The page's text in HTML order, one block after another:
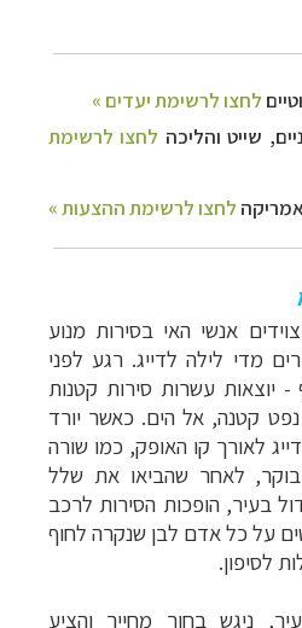
אנשי האי בסירות מנוע
מדי לילה לדייג. רגע לפני
יוצאות עשרות סירות קטנות
קטנה, אל הים. כאשר יורד
לאורך קו האופק, כמו שורה
לאחר שהביאו את שלל
בעיר, הופכות הסירות לרכב
על כל אדם לבן שנקרה לחוף
לסיפון.
ניגש בחור מחייך והציע